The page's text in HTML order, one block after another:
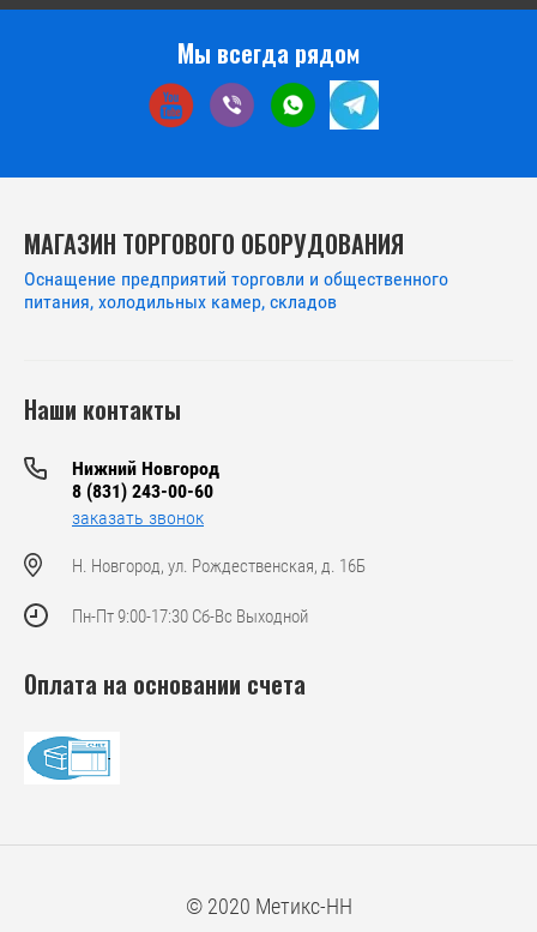
Мы всегда рядом
МАГАЗИН ТОРГОВОГО ОБОРУДОВАНИЯ
Оснащение предприятий торговли и общественного
питания, холодильных камер, складов
Наши контакты
Нижний Новгород
8 (831) 243-00-60
заказать звонок
Н. Новгород, ул. Рождественская, д. 16Б
Пн-Пт 9:00-17:30 Сб-Вс Выходной
Оплата на основании счета
© 2020 Метикс-НН